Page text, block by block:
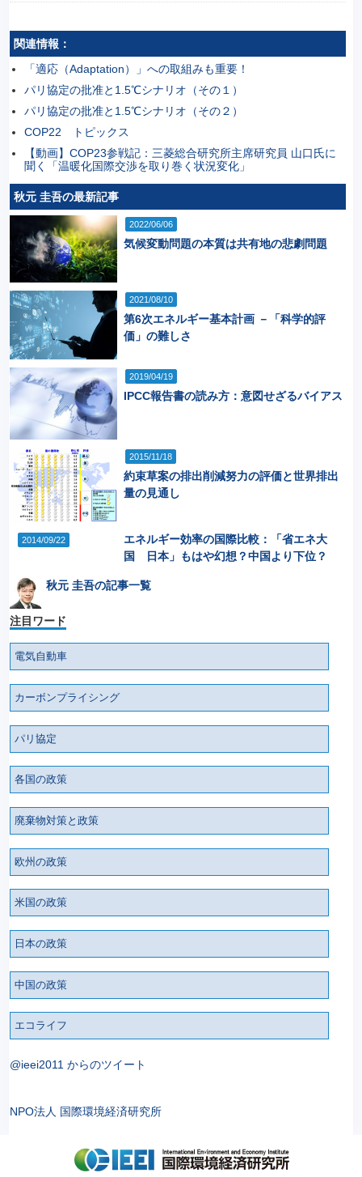
関連情報：
「適応（Adaptation）」への取組みも重要！
パリ協定の批准と1.5℃シナリオ（その１）
パリ協定の批准と1.5℃シナリオ（その２）
COP22 トピックス
【動画】COP23参戦記：三菱総合研究所主席研究員 山口氏に
聞く「温暖化国際交渉を取り巻く状況変化」
秋元 圭吾の最新記事
2022/06/06
気候変動問題の本質は共有地の悲劇問題
2021/08/10
第6次エネルギー基本計画 －「科学的評
価」の難しさ
2019/04/19
IPCC報告書の読み方：意図せざるバイアス
2015/11/18
約束草案の排出削減努力の評価と世界排出
量の見通し
2014/09/22
エネルギー効率の国際比較：「省エネ大
国 日本」もはや幻想？中国より下位？
秋元 圭吾の記事一覧
注目ワード
電気自動車
カーボンプライシング
パリ協定
各国の政策
廃棄物対策と政策
欧州の政策
米国の政策
日本の政策
中国の政策
エコライフ
@ieei2011 からのツイート
NPO法人 国際環境経済研究所